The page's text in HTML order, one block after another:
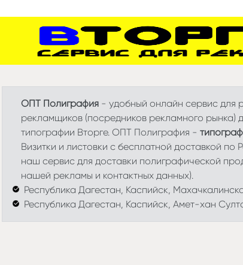
ОПТ Полиграфия - удобный онлайн сервис для
рекламщиков (посредников рекламного рынка)
типографии Вторге. ОПТ Полиграфия -
Визитки и листовки с бесплатной доставкой
наш сервис для доставки полиграфической
нашей рекламы и контактных данных).
Республика Дагестан, Каспийск,
Республика Дагестан, Каспийск, Амет-хан